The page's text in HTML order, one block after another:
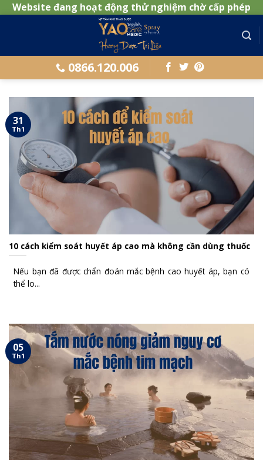
Website đang hoạt động thử nghiệm chờ cấp phép
0866.120.006
10 cách kiểm soát huyết áp cao mà không cần dùng thuốc
Nếu bạn đã được chẩn đoán mắc bệnh cao huyết áp, bạn có
thể lo...
31
Th1
05
Th1